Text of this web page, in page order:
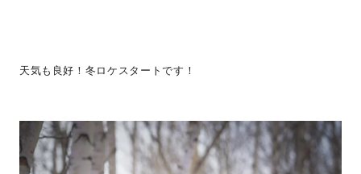
天気も良好！冬ロケスタートです！